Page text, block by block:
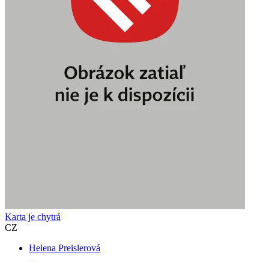
Karta je chytrá
CZ
Helena Preislerová